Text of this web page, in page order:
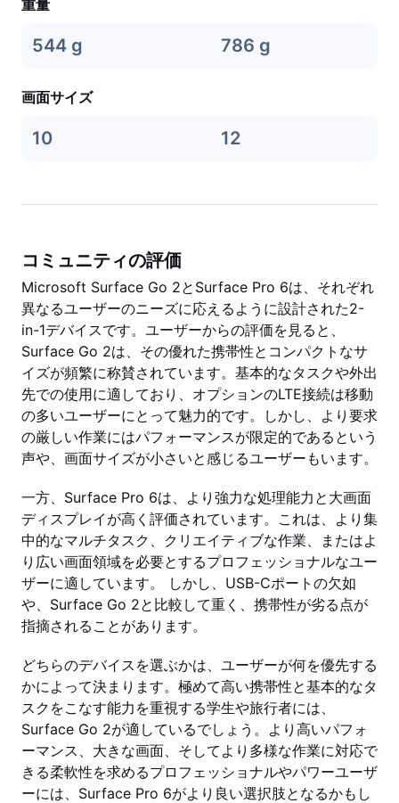
重量
544 g 786 g
画面サイズ
10 12
コミュニティの評価
Microsoft Surface Go 2とSurface Pro 6は、それぞれ
異なるユーザーのニーズに応えるように設計された2-
in-1デバイスです。ユーザーからの評価を見ると、
Surface Go 2は、その優れた携帯性とコンパクトなサ
イズが頻繁に称賛されています。基本的なタスクや外出
先での使用に適しており、オプションのLTE接続は移動
の多いユーザーにとって魅力的です。しかし、より要求
の厳しい作業にはパフォーマンスが限定的であるという
声や、画面サイズが小さいと感じるユーザーもいます。
一方、Surface Pro 6は、より強力な処理能力と大画面
ディスプレイが高く評価されています。これは、より集
中的なマルチタスク、クリエイティブな作業、またはよ
り広い画面領域を必要とするプロフェッショナルなユー
ザーに適しています。 しかし、USB-Cポートの欠如
や、Surface Go 2と比較して重く、携帯性が劣る点が
指摘されることがあります。
どちらのデバイスを選ぶかは、ユーザーが何を優先する
かによって決まります。極めて高い携帯性と基本的なタ
スクをこなす能力を重視する学生や旅行者には、
Surface Go 2が適しているでしょう。より高いパフォ
ーマンス、大きな画面、そしてより多様な作業に対応で
きる柔軟性を求めるプロフェッショナルやパワーユーザ
ーには、Surface Pro 6がより良い選択肢となるかもし